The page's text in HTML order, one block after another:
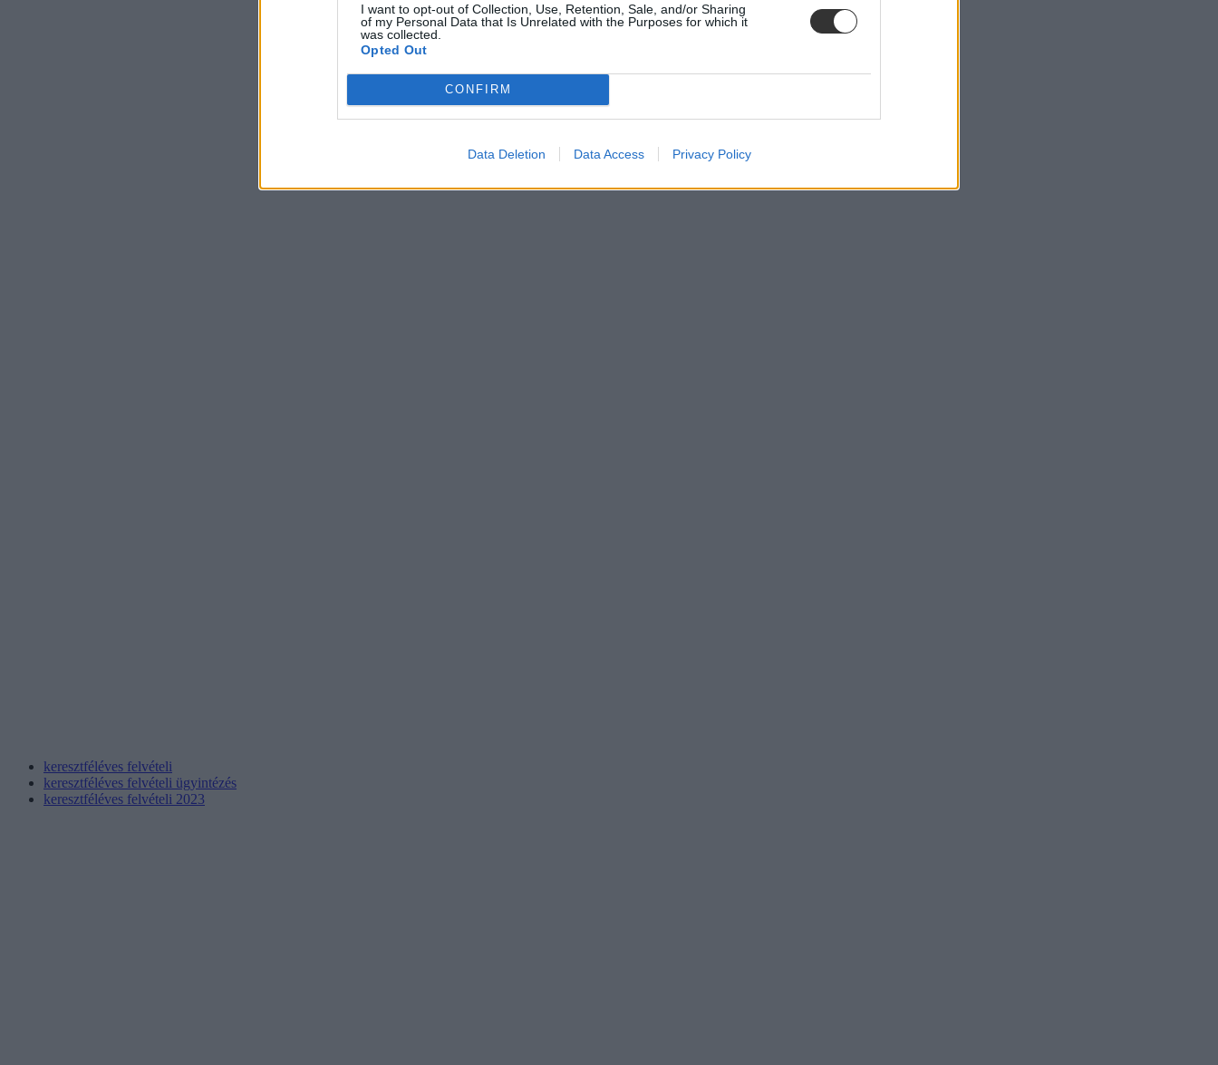
I want to opt-out of Collection, Use, Retention, Sale, and/or Sharing
of my Personal Data that Is Unrelated with the Purposes for which it
was collected.
Opted Out
CONFIRM
Data Deletion Data Access Privacy Policy
keresztféléves felvételi
keresztféléves felvételi ügyintézés
keresztféléves felvételi 2023